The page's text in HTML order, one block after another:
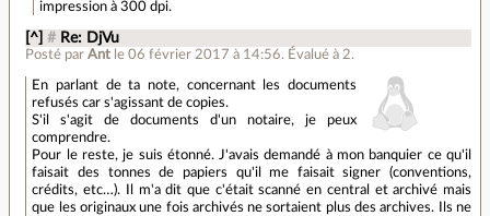
impression à 300 dpi.
[^] # Re: DjVu
Posté parAnt le 06 février 2017 à 14:56. Évalué à 2.
En parlant de ta note, concernant les documents
refusés car s'agissant de copies.
S'il s'agit de documents d'un notaire, je peux
comprendre.
Pour le reste, je suis étonné. J'avais demandé à mon banquier ce qu'il
faisait des tonnes de papiers qu'il me faisait signer (conventions,
crédits, etc…). Il m'a dit que c'était scanné en central et archivé mais
que les originaux une fois archivés ne sortaient plus des archives. Ils ne